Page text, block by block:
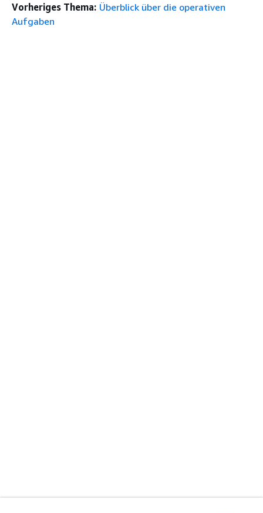
Vorheriges Thema: Überblick über die operativen
Aufgaben